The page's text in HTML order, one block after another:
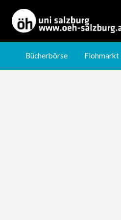
Jobbörse Wohnungsbörse
Bücherbörse Flohmarkt